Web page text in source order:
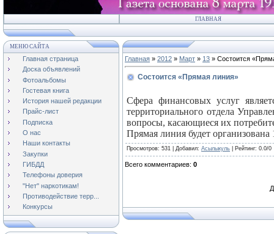
ГЛАВНАЯ
МЕНЮ САЙТА
Главная страница
Доска объявлений
Фотоальбомы
Гостевая книга
История нашей редакции
Прайс-лист
Подписка
О нас
Наши контакты
Закупки
ГИБДД
Телефоны доверия
"Нет" наркотикам!
Противодействие терр...
Конкурсы
Главная » 2012 » Март » 13 » Состоится
Состоится «Прямая линия»
Сфера финансовых услуг
территориального отдела
вопросы, касающиеся их
Прямая линия будет
Просмотров: 531 | Добавил: Асылыкуль Рейтинг: 0.0/0
Всего комментариев: 0